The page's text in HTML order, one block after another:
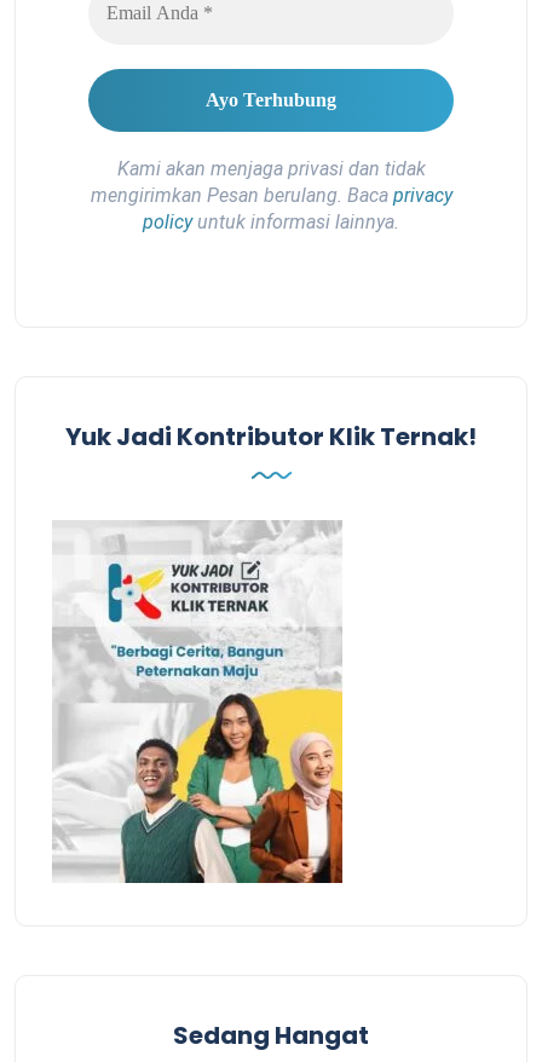
Kami akan menjaga privasi dan tidak
mengirimkan Pesan berulang. Baca privacy
policyuntuk informasi lainnya.
Yuk Jadi Kontributor Klik Ternak!
Sedang Hangat